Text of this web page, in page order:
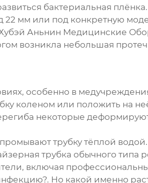
бактериальная плёнка.
22 мм или под конкретную
Аньнин Медицинские
возникла небольшая
особенно в
коленом или положить на
некоторые
трубку тёплой
трубка обычного типа
включая
Но какой именно